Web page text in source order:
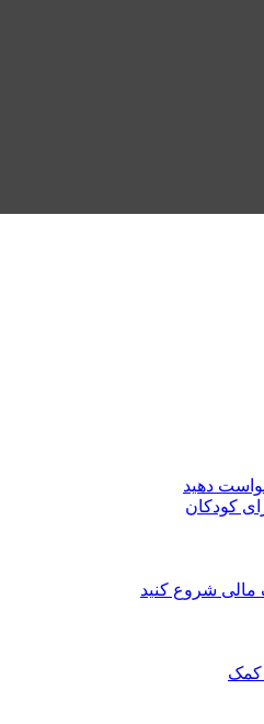
کودکان
شروع کنید
کمک